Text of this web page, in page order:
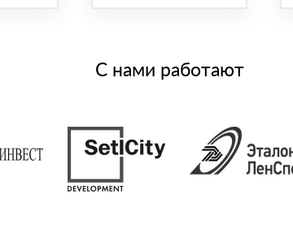
С нами работают